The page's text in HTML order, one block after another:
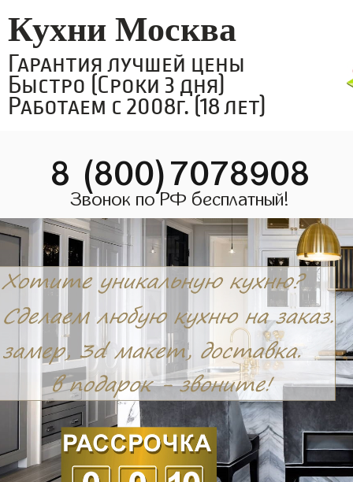
Кухни Москва
Гарантия лучшей цены
Быстро (Сроки 3 дня)
Работаем с 2008г. (18 лет)
8 (800)7078908
Звонок по РФ бесплатный!